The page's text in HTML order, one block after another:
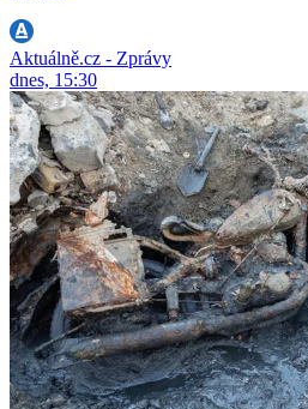
Aktuálně.cz - Zprávy
dnes, 15:30